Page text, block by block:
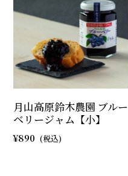
月山高原鈴木農園 ブルー
ベリージャム【小】
890